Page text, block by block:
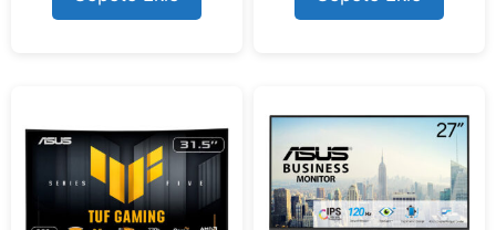
5
5